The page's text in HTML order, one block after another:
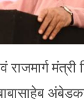
मंत्री